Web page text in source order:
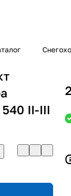
540 II-III